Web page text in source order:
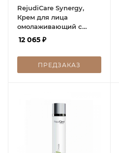
RejudiCare Synergy,
Крем для лица
омолаживающий с
витамином С, 3C Cream,
12 065 ₽
ПРЕДЗАКАЗ